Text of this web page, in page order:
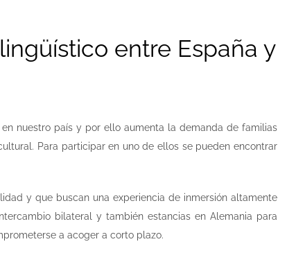
entre España y
nuestro país y por ello aumenta la demanda de familias
Para participar en uno de ellos se pueden encontrar
y que buscan una experiencia de inmersión altamente
bilateral y también estancias en Alemania para
a acoger a corto plazo.